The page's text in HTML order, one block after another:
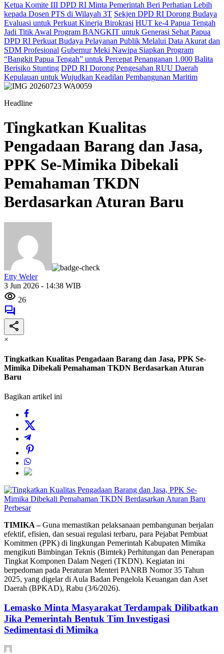
Ketua Komite III DPD RI Minta Pemerintah Beri Perhatian Lebih
kepada Dosen PTS di Wilayah 3T Sekjen DPD RI Dorong Budaya
Evaluasi untuk Perkuat Kinerja Birokrasi HUT ke-4 Papua Tengah
Jadi Titik Awal Program BANGKIT untuk Generasi Sehat Papua
DPD RI Perkuat Budaya Pelayanan Publik Melalui Data Akurat dan
SDM Profesional Gubernur Meki Nawipa Siapkan Program
“Bangkit Papua Tengah” untuk Percepat Penanganan 1.000 Balita
Berisiko Stunting DPD RI Dorong Pengesahan RUU Daerah
Kepulauan untuk Wujudkan Keadilan Pembangunan Maritim
Headline
Tingkatkan Kualitas
Pengadaan Barang dan Jasa,
PPK Se-Mimika Dibekali
Pemahaman TKDN
Berdasarkan Aturan Baru
Etty Weler
3 Jun 2026 - 14:38 WIB
26
×
Tingkatkan Kualitas Pengadaan Barang dan Jasa, PPK Se-
Mimika Dibekali Pemahaman TKDN Berdasarkan Aturan
Baru
Bagikan artikel ini
Perbesar
TIMIKA –Guna memastikan pelaksanaan pembangunan berjalan
efektif, efisien, dan sesuai regulasi terbaru, para Pejabat Pembuat
Komitmen (PPK) di lingkungan Pemerintah Kabupaten Mimika
mengikuti Bimbingan Teknis (Bimtek) Perhitungan dan Penerapan
Tingkat Komponen Dalam Negeri (TKDN). Kegiatan ini
berpedoman pada Peraturan Menteri PANRB Nomor 35 Tahun
2025, yang digelar di Aula Badan Pengelola Keuangan dan Aset
Daerah (BPKAD), Rabu (3/6/2026).
Lemasko Minta Masyarakat Terdampak Dilibatkan
Jika Pemerintah Bentuk Tim Investigasi
Sedimentasi di Mimika